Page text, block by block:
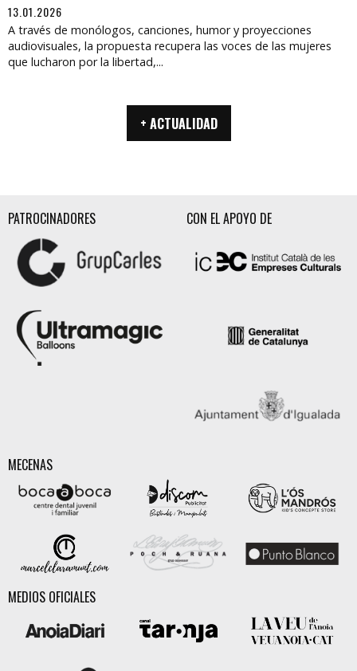
13.01.2026
A través de monólogos, canciones, humor y proyecciones
audiovisuales, la propuesta recupera las voces de las mujeres
que lucharon por la libertad,...
+ ACTUALIDAD
PATROCINADORES CON EL APOYO DE
MECENAS
MEDIOS OFICIALES